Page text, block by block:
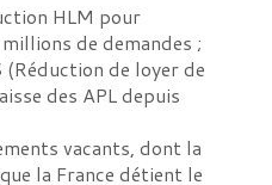
HLM pour
de demandes ;
(Réduction de loyer de
des APL depuis
vacants, dont la
la France détient le